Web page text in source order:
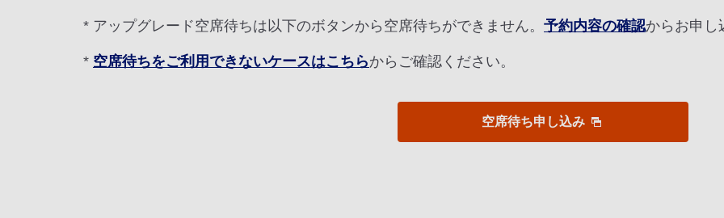
* アップグレード空席待ちは以下のボタンから空席待ちができません。 予約内容の確認からお申し
* 空席待ちをご利用できないケースはこちらからご確認ください。
空席待ち申し込み